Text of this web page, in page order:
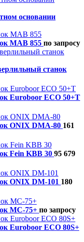
основании
MAB 855 по запросу
станок
Euroboor ECO 50+T
ONIX DMA-80 161
Fein KBB 30 95 679
ONIX DM-101 180
МС-75+ по запросу
Euroboor ECO 80S+